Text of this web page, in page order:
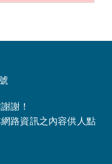
謝！
路資訊之內容供人點